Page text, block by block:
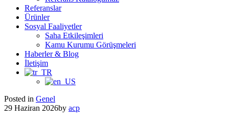
Referanslar
Ürünler
Sosyal Faaliyetler
Saha Etkileşimleri
Kamu Kurumu Görüşmeleri
Haberler & Blog
İletişim
Posted in Genel
29 Haziran 2026by acp